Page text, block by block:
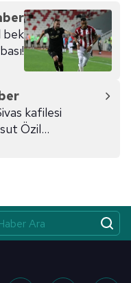
bek
kafilesi
Özil...